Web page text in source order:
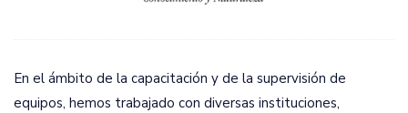
En el ámbito de la capacitación y de la supervisión de
equipos, hemos trabajado con diversas instituciones,